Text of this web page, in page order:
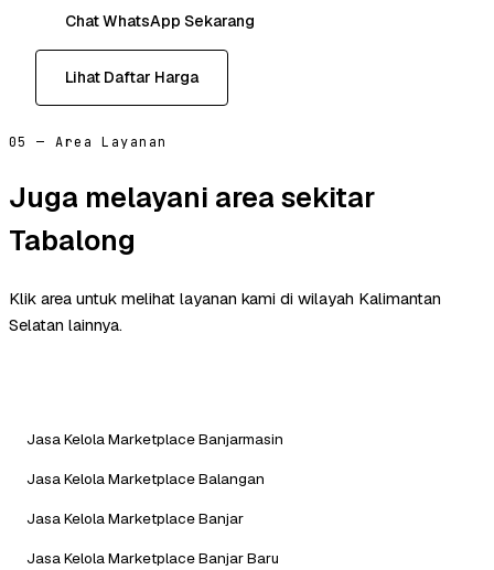
Chat WhatsApp Sekarang
Lihat Daftar Harga
05 — Area Layanan
Juga melayani area sekitar
Tabalong
Klik area untuk melihat layanan kami di wilayah Kalimantan
Selatan lainnya.
Jasa Kelola Marketplace Banjarmasin
Jasa Kelola Marketplace Balangan
Jasa Kelola Marketplace Banjar
Jasa Kelola Marketplace Banjar Baru